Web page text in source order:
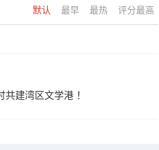
默认 最早 最热 评分最高
建湾区文学港 ！